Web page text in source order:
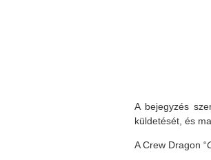
A bejegyzés
küldetését, és
A Crew Dragon “